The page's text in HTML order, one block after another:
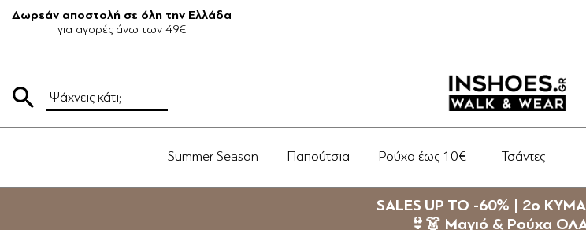
Δωρεάν αποστολή σε όλη την Ελλάδα
για αγορές άνω των 49€
Summer Season Παπούτσια Ρούχα έως 10€ Τσάντες
SALES UP TO -60% | 2ο
👙👗 Μαγιό & Ρούχα